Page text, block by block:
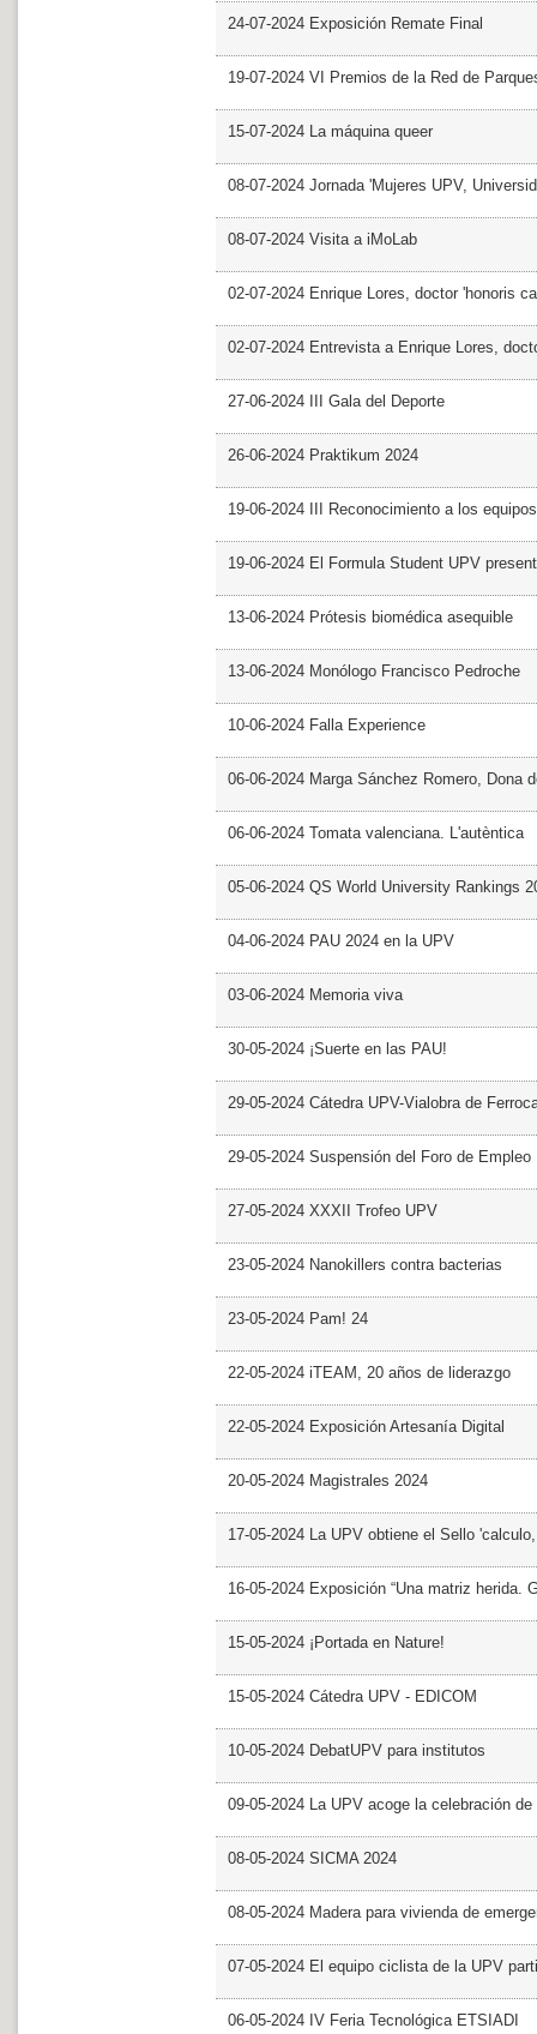
24-07-2024 Exposición Remate Final
19-07-2024 VI Premios de la Red de
15-07-2024 La máquina queer
08-07-2024 Jornada 'Mujeres UPV,
08-07-2024 Visita a iMoLab
02-07-2024 Enrique Lores, doctor 'honoris
02-07-2024 Entrevista a Enrique Lores,
27-06-2024 III Gala del Deporte
26-06-2024 Praktikum 2024
19-06-2024 III Reconocimiento a los
19-06-2024 El Formula Student UPV
13-06-2024 Prótesis biomédica asequible
13-06-2024 Monólogo Francisco Pedroche
10-06-2024 Falla Experience
06-06-2024 Marga Sánchez Romero, Dona
06-06-2024 Tomata valenciana. L'autèntica
05-06-2024 QS World University Rankings
04-06-2024 PAU 2024 en la UPV
03-06-2024 Memoria viva
30-05-2024 ¡Suerte en las PAU!
29-05-2024 Cátedra UPV-Vialobra de
29-05-2024 Suspensión del Foro de Empleo
27-05-2024 XXXII Trofeo UPV
23-05-2024 Nanokillers contra bacterias
23-05-2024 Pam! 24
22-05-2024 iTEAM, 20 años de liderazgo
22-05-2024 Exposición Artesanía Digital
20-05-2024 Magistrales 2024
17-05-2024 La UPV obtiene el Sello
16-05-2024 Exposición “Una matriz herida.
15-05-2024 ¡Portada en Nature!
15-05-2024 Cátedra UPV - EDICOM
10-05-2024 DebatUPV para institutos
09-05-2024 La UPV acoge la celebración
08-05-2024 SICMA 2024
08-05-2024 Madera para vivienda de
07-05-2024 El equipo ciclista de la UPV
06-05-2024 IV Feria Tecnológica ETSIADI